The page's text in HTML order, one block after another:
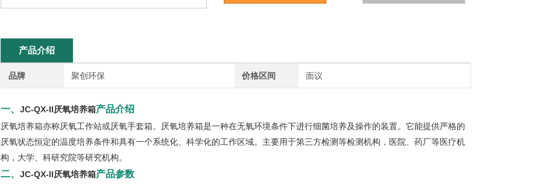
产品介绍
品牌 聚创环保 价格区间 面议
一、 JC-QX-II厌氧培养箱产品介绍
厌氧培养箱亦称厌氧工作站或厌氧手套箱。厌氧培养箱是一种在无氧环境条件下进行细菌培养及操作的装置。它能提供严格的
厌氧状态恒定的温度培养条件和具有一个系统化、科学化的工作区域。主要用于第三方检测等检测机构，医院、药厂等医疗机
构，大学、科研究院等研究机构。
二、 JC-QX-II厌氧培养箱产品参数